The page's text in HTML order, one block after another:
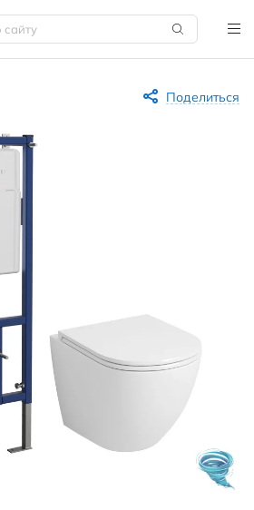
Поделиться